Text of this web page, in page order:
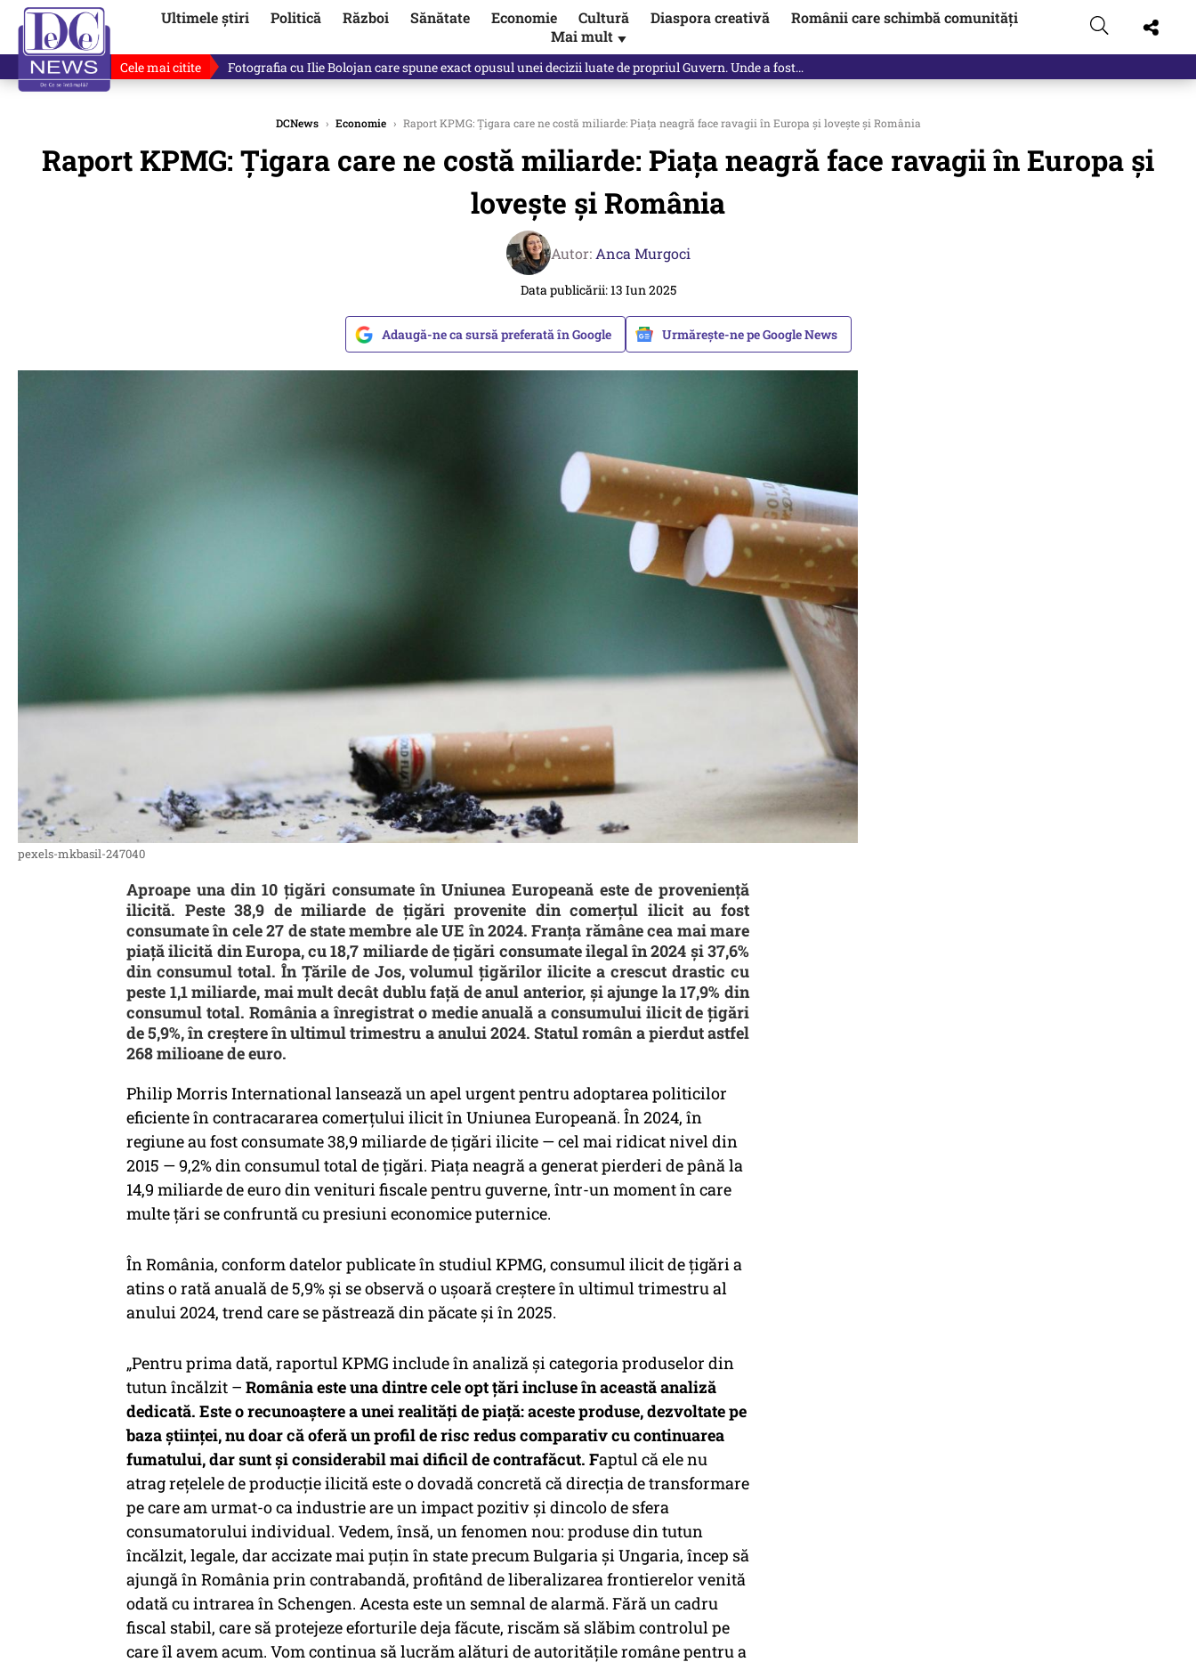
Ultimele știri Politică Război Sănătate Economie Cultură Diaspora creativă
Românii care schimbă comunități
Mai mult ▼
Cele mai citite Lucruri neștiute despre Mihai Vîrdol, dezvăluite de o colegă. Povestea pilotului militar dincolo de…
DCNews › Economie › Raport KPMG: Țigara care ne costă miliarde: Piața neagră face ravagii în Europa și lovește și România
Raport KPMG: Țigara care ne costă miliarde: Piața neagră face ravagii în Europa și
lovește și România
Autor: Anca Murgoci
Data publicării: 13 Iun 2025
Adaugă-ne ca sursă preferată în Google Urmărește-ne pe Google News
pexels-mkbasil-247040
Aproape una din 10 țigări consumate în Uniunea Europeană este de proveniență
ilicită. Peste 38,9 de miliarde de țigări provenite din comerțul ilicit au fost
consumate în cele 27 de state membre ale UE în 2024. Franța rămâne cea mai mare
piață ilicită din Europa, cu 18,7 miliarde de țigări consumate ilegal în 2024 și 37,6%
din consumul total. În Țările de Jos, volumul țigărilor ilicite a crescut drastic cu
peste 1,1 miliarde, mai mult decât dublu față de anul anterior, și ajunge la 17,9% din
consumul total. România a înregistrat o medie anuală a consumului ilicit de țigări
de 5,9%, în creștere în ultimul trimestru a anului 2024. Statul român a pierdut astfel
268 milioane de euro.
Philip Morris International lansează un apel urgent pentru adoptarea politicilor
eficiente în contracararea comerțului ilicit în Uniunea Europeană. În 2024, în
regiune au fost consumate 38,9 miliarde de țigări ilicite — cel mai ridicat nivel din
2015 — 9,2% din consumul total de țigări. Piața neagră a generat pierderi de până la
14,9 miliarde de euro din venituri fiscale pentru guverne, într-un moment în care
multe țări se confruntă cu presiuni economice puternice.
În România, conform datelor publicate în studiul KPMG, consumul ilicit de țigări a
atins o rată anuală de 5,9% și se observă o ușoară creștere în ultimul trimestru al
anului 2024, trend care se păstrează din păcate și în 2025.
„Pentru prima dată, raportul KPMG include în analiză și categoria produselor din
tutun încălzit – România este una dintre cele opt țări incluse în această analiză
dedicată. Este o recunoaștere a unei realități de piață: aceste produse, dezvoltate pe
baza științei, nu doar că oferă un profil de risc redus comparativ cu continuarea
fumatului, dar sunt și considerabil mai dificil de contrafăcut. Faptul că ele nu
atrag rețelele de producție ilicită este o dovadă concretă că direcția de transformare
pe care am urmat-o ca industrie are un impact pozitiv și dincolo de sfera
consumatorului individual. Vedem, însă, un fenomen nou: produse din tutun
încălzit, legale, dar accizate mai puțin în state precum Bulgaria și Ungaria, încep să
ajungă în România prin contrabandă, profitând de liberalizarea frontierelor venită
odată cu intrarea în Schengen. Acesta este un semnal de alarmă. Fără un cadru
fiscal stabil, care să protejeze eforturile deja făcute, riscăm să slăbim controlul pe
care îl avem acum. Vom continua să lucrăm alături de autoritățile române pentru a